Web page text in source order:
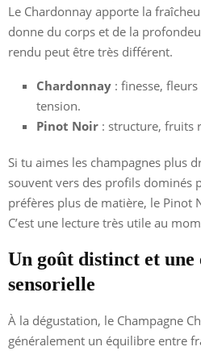
Le Chardonnay apporte la
donne du corps et de la
rendu peut être très différent.
Chardonnay : finesse,
tension.
Pinot Noir : structure, fruits
Si tu aimes les champagnes plus
souvent vers des profils dominés
préfères plus de matière, le Pinot
C’est une lecture très utile au
Un goût distinct et une
sensorielle
À la dégustation, le Champagne
généralement un équilibre entre